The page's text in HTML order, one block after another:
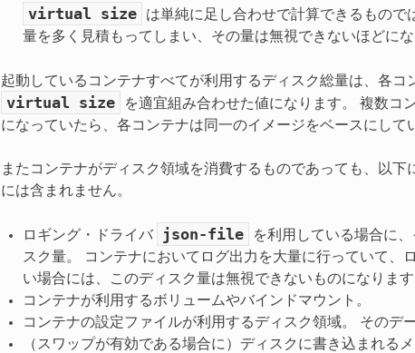
virtual size
は単純に足し合わせで計算できるもので
量を多く見積もってしまい、その量は無視できないほどにな
起動しているコンテナすべてが利用するディスク総量は、各コ
virtual size を適宜組み合わせた値になります。 複数コ
になっていたら、各コンテナは同一のイメージをベースにして
またコンテナがディスク領域を消費するものであっても、以下
には含まれません。
ロギング・ドライバ json-file
を利用している場合に
スク量。 コンテナにおいてログ出力を大量に行っていて、
い場合には、このディスク量は無視できないものになります
コンテナが利用するボリュームやバインドマウント。
コンテナの設定ファイルが利用するディスク領域。 そのデ
（スワップが有効である場合に）ディスクに書き込まれるメ